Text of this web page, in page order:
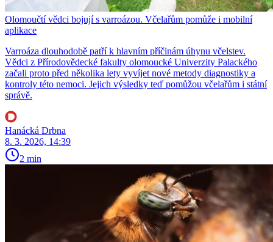
Olomoučtí vědci bojují s varroázou. Včelařům pomůže i mobilní
aplikace
Varroáza dlouhodobě patří k hlavním příčinám úhynu včelstev.
Vědci z Přírodovědecké fakulty olomoucké Univerzity Palackého
začali proto před několika lety vyvíjet nové metody diagnostiky a
kontroly této nemoci. Jejich výsledky teď pomůžou včelařům i státní
správě.
Hanácká Drbna
8. 3. 2026, 14:39
2 min